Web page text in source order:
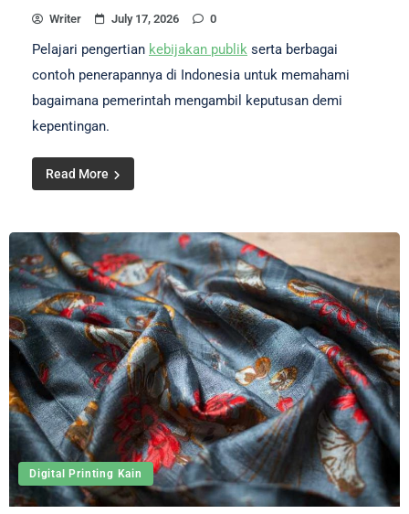
Writer July 17, 2026 0
Pelajari pengertian kebijakan publik serta berbagai
contoh penerapannya di Indonesia untuk memahami
bagaimana pemerintah mengambil keputusan demi
kepentingan.
Read More
Digital Printing Kain